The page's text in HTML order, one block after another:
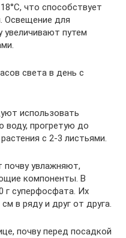
что способствует
Освещение для
увеличивают путем
света в день с
использовать
воду, прогретую до
с 2-3 листьями.
почву увлажняют,
компоненты. В
г суперфосфата. Их
в ряду и друг от друга.
почву перед посадкой